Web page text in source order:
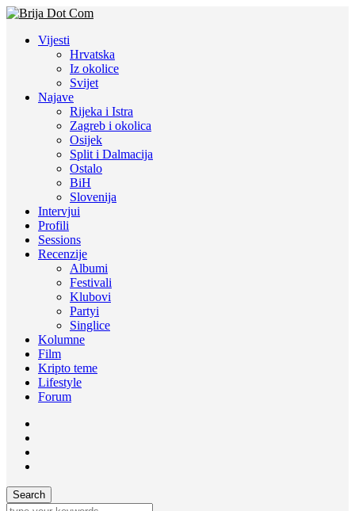
Vijesti
Hrvatska
Iz okolice
Svijet
Najave
Rijeka i Istra
Zagreb i okolica
Osijek
Split i Dalmacija
Ostalo
BiH
Slovenija
Intervjui
Profili
Sessions
Recenzije
Albumi
Festivali
Klubovi
Partyi
Singlice
Kolumne
Film
Kripto teme
Lifestyle
Forum